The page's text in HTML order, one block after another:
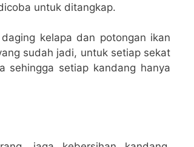
untuk ditangkap.
kelapa dan potongan ikan
sudah jadi, untuk setiap sekat
sehingga setiap kandang hanya